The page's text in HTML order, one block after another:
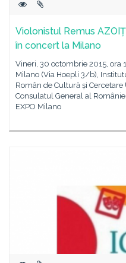
Violonistul Remus
în concert la Milano
Vineri, 30 octombrie 2015, ora
Milano (Via Hoepli 3/b),
Român de Cultură și
Consulatul General al
EXPO Milano